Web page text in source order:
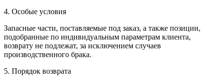
4. Особые условия
Запасные части, поставляемые под заказ, а также позиции,
подобранные по индивидуальным параметрам клиента,
возврату не подлежат, за исключением случаев
производственного брака.
5. Порядок возврата